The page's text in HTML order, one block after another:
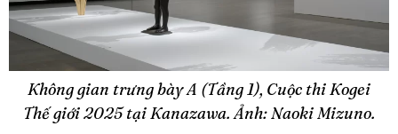
Không gian trưng bày A (Tầng 1), Cuộc thi Kogei
Thế giới 2025 tại Kanazawa. Ảnh: Naoki Mizuno.